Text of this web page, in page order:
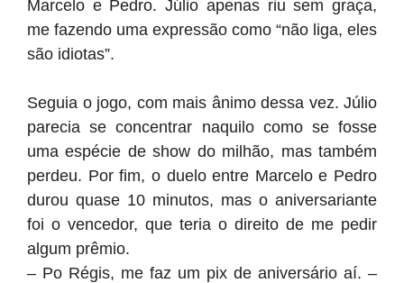
Marcelo e Pedro. Júlio apenas riu sem graça,
me fazendo uma expressão como “não liga, eles
são idiotas”.
Seguia o jogo, com mais ânimo dessa vez. Júlio
parecia se concentrar naquilo como se fosse
uma espécie de show do milhão, mas também
perdeu. Por fim, o duelo entre Marcelo e Pedro
durou quase 10 minutos, mas o aniversariante
foi o vencedor, que teria o direito de me pedir
algum prêmio.
– Po Régis, me faz um pix de aniversário aí. –